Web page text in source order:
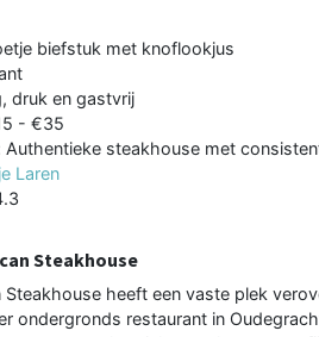
biefstuk met knoflookjus
druk en gastvrij
- €35
Authentieke steakhouse met
Laren
Steakhouse
heeft een vaste plek
ondergronds restaurant in